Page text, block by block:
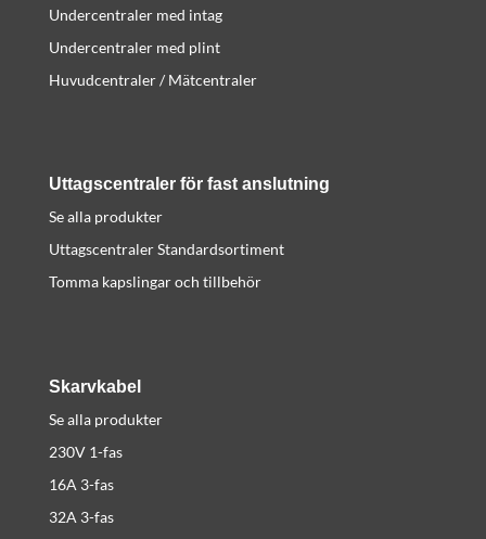
Undercentraler med intag
Undercentraler med plint
Huvudcentraler / Mätcentraler
Uttagscentraler för fast anslutning
Se alla produkter
Uttagscentraler Standardsortiment
Tomma kapslingar och tillbehör
Skarvkabel
Se alla produkter
230V 1-fas
16A 3-fas
32A 3-fas